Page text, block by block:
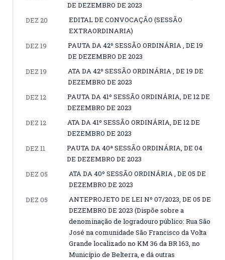
DE DEZEMBRO DE 2023
DEZ 20
EDITAL DE CONVOCAÇÃO (SESSÃO
EXTRAORDINARIA)
DEZ 19
PAUTA DA 42º SESSÃO ORDINÁRIA , DE 19
DE DEZEMBRO DE 2023
DEZ 19
ATA DA 42º SESSÃO ORDINÁRIA , DE 19 DE
DEZEMBRO DE 2023
DEZ 12
PAUTA DA 41º SESSÃO ORDINÁRIA, DE 12 DE
DEZEMBRO DE 2023
DEZ 12
ATA DA 41º SESSÃO ORDINÁRIA, DE 12 DE
DEZEMBRO DE 2023
DEZ 11
PAUTA DA 40ª SESSÃO ORDINÁRIA, DE 04
DE DEZEMBRO DE 2023
DEZ 05
ATA DA 40º SESSÃO ORDINÁRIA , DE 05 DE
DEZEMBRO DE 2023
DEZ 05
ANTEPROJETO DE LEI Nº 07/2023, DE 05 DE
DEZEMBRO DE 2023 (Dispõe sobre a
denominação de logradouro público: Rua São
José na comunidade São Francisco da Volta
Grande localizado no KM 36 da BR 163, no
Município de Belterra, e dá outras